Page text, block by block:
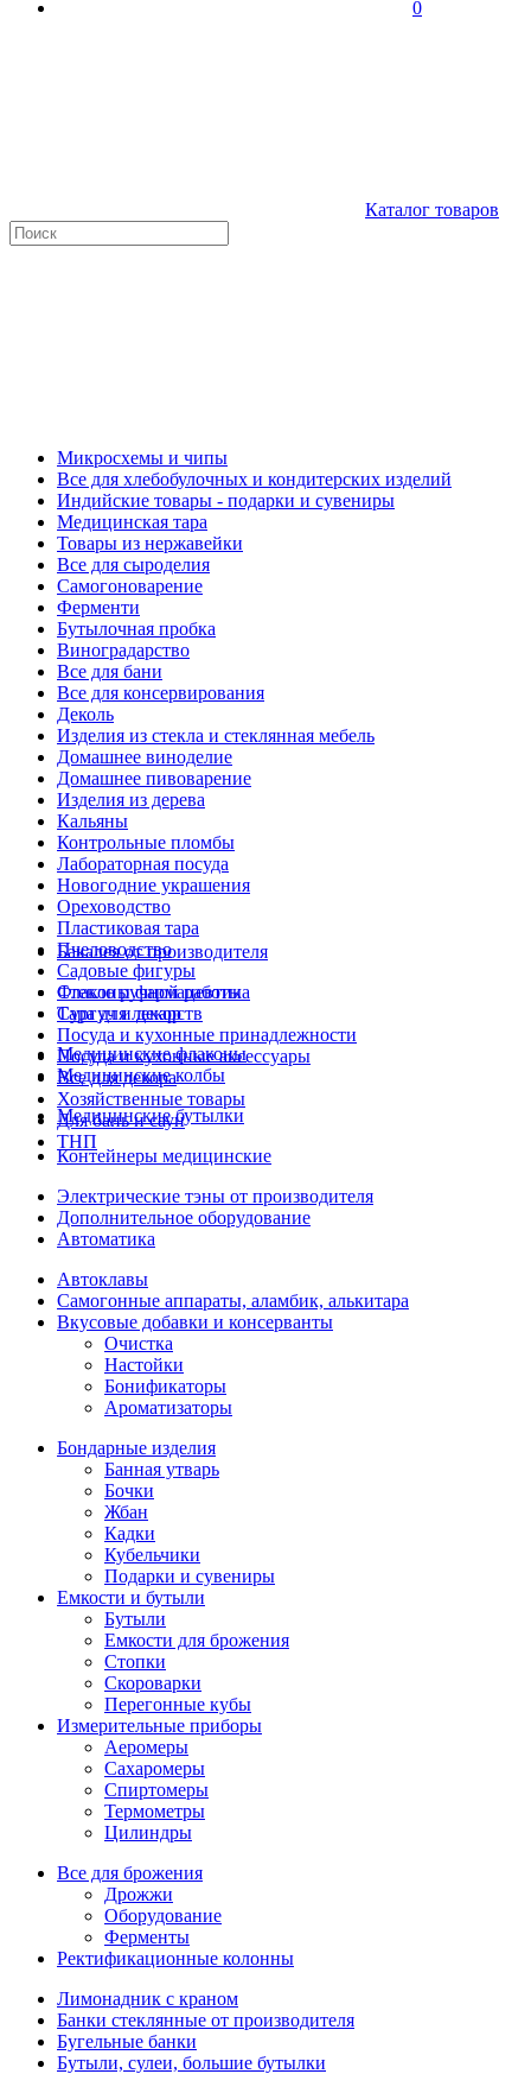
0
Каталог товаров
Микросхемы и чипы
Все для хлебобулочных и кондитерских изделий
Индийские товары - подарки и сувениры
Медицинская тара
Товары из нержавейки
Все для сыроделия
Самогоноварение
Ферменти
Бутылочная пробка
Виноградарство
Все для бани
Все для консервирования
Деколь
Изделия из стекла и стеклянная мебель
Домашнее виноделие
Домашнее пивоварение
Изделия из дерева
Кальяны
Контрольные пломбы
Лабораторная посуда
Новогодние украшения
Ореховодство
Пластиковая тара
Пчеловодство
Садовые фигуры
Стекло ручной работы
Сургуч и декор
Посуда и кухонные принадлежности
Посуда и кухонные аксессуары
Все для декора
Хозяйственные товары
Для бань и саун
ТНП
Бакалея от производителя
Флаконы фармацевтика
Тара для лекарств
Медицинские флаконы
Медицинские колбы
Медицинские бутылки
Контейнеры медицинские
Электрические тэны от производителя
Дополнительное оборудование
Автоматика
Автоклавы
Самогонные аппараты, аламбик, алькитара
Вкусовые добавки и консерванты
Очистка
Настойки
Бонификаторы
Ароматизаторы
Бондарные изделия
Банная утварь
Бочки
Жбан
Кадки
Кубельчики
Подарки и сувениры
Емкости и бутыли
Бутыли
Емкости для брожения
Стопки
Скороварки
Перегонные кубы
Измерительные приборы
Аеромеры
Сахаромеры
Спиртомеры
Термометры
Цилиндры
Все для брожения
Дрожжи
Оборудование
Ферменты
Ректификационные колонны
Лимонадник с краном
Банки стеклянные от производителя
Бугельные банки
Бутыли, сулеи, большие бутылки